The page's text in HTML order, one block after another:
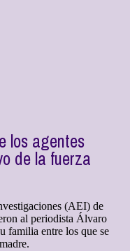
los agentes
de la fuerza
(AEI) de
al periodista Álvaro
familia entre los que se